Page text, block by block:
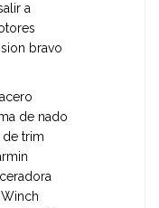
a
bravo
de nado
trim
Winch